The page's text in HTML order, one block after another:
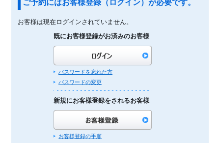
ご予約にはお客様登録（ログイン）が必要です。
お客様は現在ログインされていません。
既にお客様登録がお済みのお客様
パスワードを忘れた方
パスワードの変更
新規にお客様登録をされるお客様
お客様登録の手順